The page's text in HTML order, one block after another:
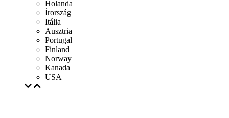
Holanda
Írország
Itália
Ausztria
Portugal
Finland
Norway
Kanada
USA